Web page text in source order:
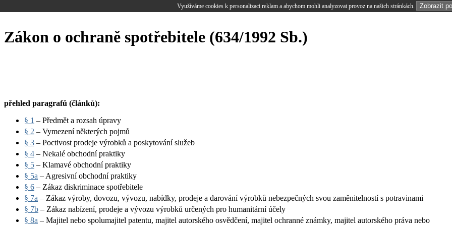
Využíváme cookies k personalizaci reklam a abychom mohli analyzovat provoz na našich stránkách. Zobrazit
Zákon o ochraně spotřebitele (634/1992 Sb.)
přehled paragrafů (článků):
§ 1 – Předmět a rozsah úpravy
§ 2 – Vymezení některých pojmů
§ 3 – Poctivost prodeje výrobků a poskytování služeb
§ 4 – Nekalé obchodní praktiky
§ 5 – Klamavé obchodní praktiky
§ 5a – Agresivní obchodní praktiky
§ 6 – Zákaz diskriminace spotřebitele
§ 7a – Zákaz výroby, dovozu, vývozu, nabídky, prodeje a darování výrobků nebezpečných svou zaměnitelností s potravinami
§ 7b – Zákaz nabízení, prodeje a vývozu výrobků určených pro humanitární účely
§ 8a – Majitel nebo spolumajitel patentu, majitel autorského osvědčení, majitel ochranné známky, majitel autorského práva nebo